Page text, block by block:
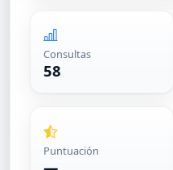
Consultas
58
Puntuación